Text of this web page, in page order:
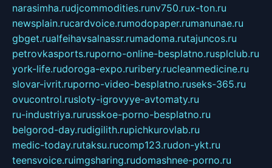
narasimha.rudjcommodities.runv750.rux-ton.ru
newsplain.rucardvoice.rumodopaper.rumanunae.ru
gbget.rualfeihavsalnassr.rumadoma.rutajuncos.ru
petrovkasports.ruporno-online-besplatno.rusplclub.ru
york-life.rudoroga-expo.ruribery.rucleanmedicine.ru
slovar-ivrit.ruporno-video-besplatno.ruseks-365.ru
ovucontrol.rusloty-igrovyye-avtomaty.ru
ru-industriya.rurusskoe-porno-besplatno.ru
belgorod-day.rudigilith.rupichkurovlab.ru
medic-today.rutaksu.rucomp123.rudon-ykt.ru
teensvoice.ruimgsharing.rudomashnee-porno.ru